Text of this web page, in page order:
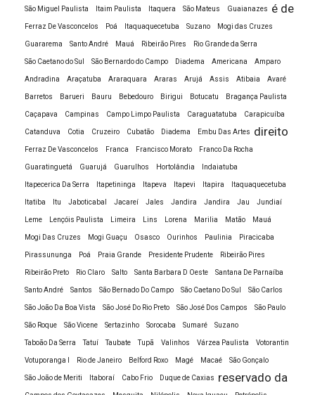
Faculdade a distância Estética e Cosmética
Faculdade à distância Gestão de Pessoas
Faculdade a distância Gestão de Recursos
Humanos
Faculdade a distância Logística
Faculdade a distância Marketing
Faculdade à distância online
Faculdade a distância Pedagogia
Faculdade a distância Pós Graduação Educação
Física Escolar
Faculdade a distância Pós-graduação Finanças
Corporativas
Faculdade a distância Pós-graduação Finanças
Corporativas
Faculdade a distância Pós-graduação Gestão
Financeira
Faculdade a distância Processos Gerenciais
Faculdade a distância Publicidade e Propaganda
São Miguel Paulista Itaim Paulista Itaquera São Mateus Guaianazes
Ferraz De Vasconcelos Poá Itaquaquecetuba Suzano Mogi das Cruzes
Guararema Santo André Mauá Ribeirão Pires Rio Grande da Serra
São Caetano do Sul São Bernardo do Campo Diadema Americana Amparo
Andradina Araçatuba Araraquara Araras Arujá Assis Atibaia Avaré
Barretos Barueri Bauru Bebedouro Birigui Botucatu Bragança Paulista
Caçapava Campinas Campo Limpo Paulista Caraguatatuba Carapicuíba
Catanduva Cotia Cruzeiro Cubatão Diadema Embu Das Artes
Ferraz De Vasconcelos Franca Francisco Morato Franco Da Rocha
Guaratinguetá Guarujá Guarulhos Hortolândia Indaiatuba
Itapecerica Da Serra Itapetininga Itapeva Itapevi Itapira Itaquaquecetuba
Itatiba Itu Jaboticabal Jacareí Jales Jandira Jandira Jau Jundiaí
Leme Lençóis Paulista Limeira Lins Lorena Marilia Matão Mauá
Mogi Das Cruzes Mogi Guaçu Osasco Ourinhos Paulinia Piracicaba
Pirassununga Poá Praia Grande Presidente Prudente Ribeirão Pires
Ribeirão Preto Rio Claro Salto Santa Barbara D Oeste Santana De Parnaíba
Santo André Santos São Bernado Do Campo São Caetano Do Sul São Carlos
São João Da Boa Vista São José Do Rio Preto São José Dos Campos São Paulo
São Roque São Vicene Sertazinho Sorocaba Sumaré Suzano
Taboão Da Serra Tatuí Taubate Tupã Valinhos Várzea Paulista Votorantin
Votuporanga I Rio de Janeiro Belford Roxo Magé Macaé São Gonçalo
São João de Meriti Itaboraí Cabo Frio Duque de Caxias
é de
direito
reservado da